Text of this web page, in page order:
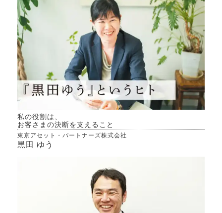
にそ
てい
で、
して
れ、
値で
周辺
めて
私の役割は、
お客さまの決断を支えること
東京アセット・パートナーズ株式会社
黒田 ゆう